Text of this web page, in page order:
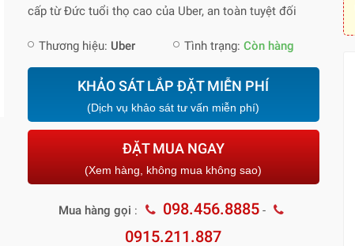
cấp từ Đức tuổi thọ cao của Uber, an toàn tuyệt đối
Thương hiệu: Uber Tình trạng:Còn hàng
KHẢO SÁT LẮP ĐẶT MIỄN PHÍ
(Dịch vụ khảo sát tư vấn miễn phí)
ĐẶT MUA NGAY
(Xem hàng, không mua không sao)
Mua hàng gọi : 098.456.8885 -
0915.211.887